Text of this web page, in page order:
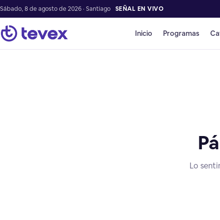
Sábado, 8 de agosto de 2026 · Santiago SEÑAL EN VIVO
Inicio Programas
Lo